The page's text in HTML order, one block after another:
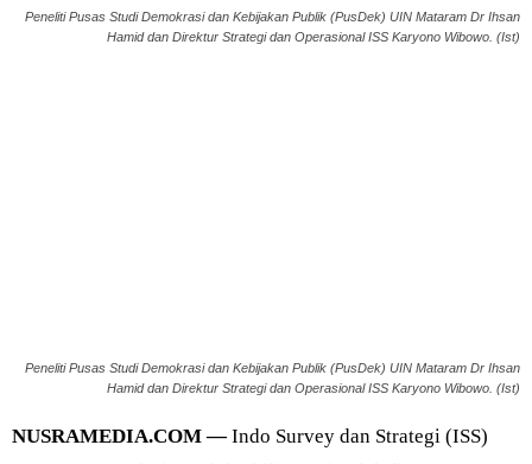
Peneliti Pusas Studi Demokrasi dan Kebijakan Publik (PusDek) UIN Mataram Dr Ihsan
Hamid dan Direktur Strategi dan Operasional ISS Karyono Wibowo. (Ist)
Peneliti Pusas Studi Demokrasi dan Kebijakan Publik (PusDek) UIN Mataram Dr Ihsan
Hamid dan Direktur Strategi dan Operasional ISS Karyono Wibowo. (Ist)
NUSRAMEDIA.COM —Indo Survey dan Strategi (ISS)